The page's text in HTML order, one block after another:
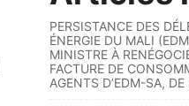
PERSISTANCE DES
ÉNERGIE DU MALI
MINISTRE À
FACTURE DE
AGENTS D’EDM-SA,